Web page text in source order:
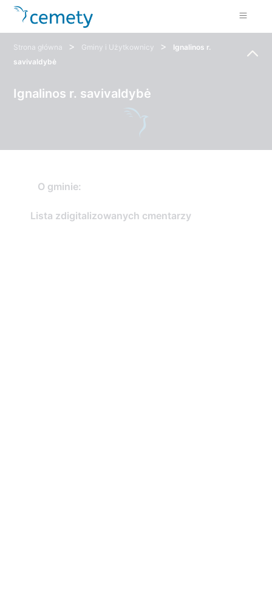
Strona główna > Gminy i Użytkownicy >
Ignalinos r.
savivaldybė
Ignalinos r. savivaldybė
Lista zdigitalizowanych cmentarzy
O gminie: